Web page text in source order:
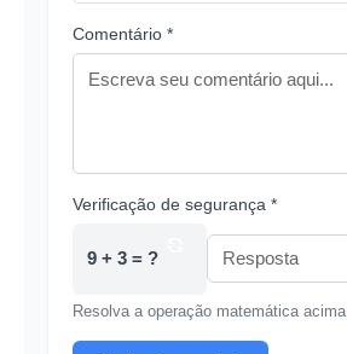
Comentário *
Verificação de segurança *
9 + 3 = ?
Resolva a operação matemática acima